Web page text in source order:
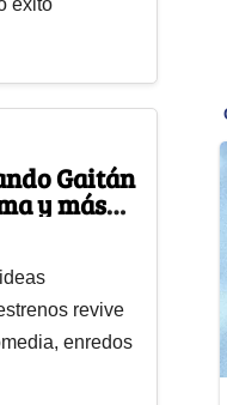
Gaitán
y más
revive
enredos